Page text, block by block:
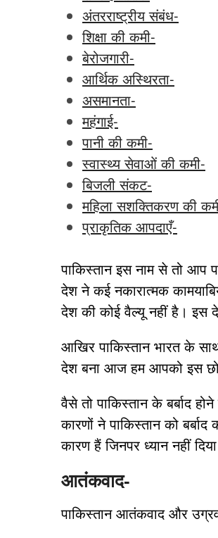
अंतरराष्ट्रीय संबंध-
शिक्षा की कमी-
बेरोजगारी-
आर्थिक अस्थिरता-
असमानता-
महंगाई-
पानी की कमी-
स्वास्थ्य सेवाओं की कमी-
बिजली संकट-
महिला सशक्तिकरण की
प्राकृतिक आपदाएँ-
पाकिस्तान इस नाम से तो
देश ने कई नकारात्मक
देश की कोई वैल्यू नहीं है। इस
आखिर पाकिस्तान भारत के
देश बना आज हम आपको इस
वैसे तो पाकिस्तान के बर्बाद
कारणों ने पाकिस्तान को
कारण हैं जिनपर ध्यान नहीं
आतंकवाद-
पाकिस्तान आतंकवाद और